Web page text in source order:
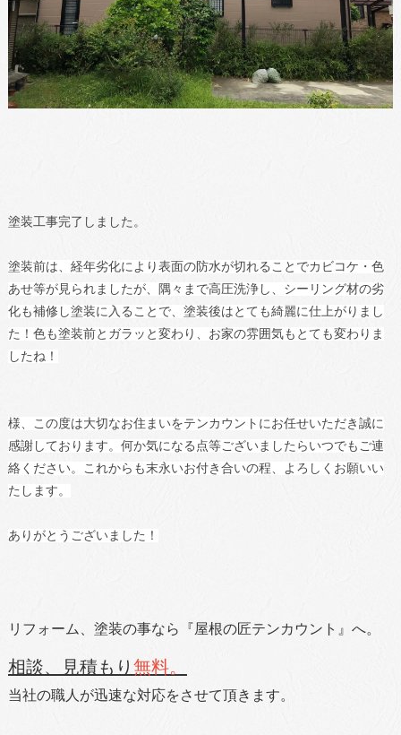
塗装工事完了しました。
塗装前は、経年劣化により表面の防水が切れることでカビコケ・色
あせ等が見られましたが、隅々まで高圧洗浄し、シーリング材の劣
化も補修し塗装に入ることで、塗装後はとても綺麗に仕上がりまし
た！色も塗装前とガラッと変わり、お家の雰囲気もとても変わりま
したね！
様、この度は大切なお住まいをテンカウントにお任せいただき誠に
感謝しております。何か気になる点等ございましたらいつでもご連
絡ください。これからも末永いお付き合いの程、よろしくお願いい
たします。
ありがとうございました！
リフォーム、塗装の事なら『屋根の匠テンカウント』へ。
相談、見積もり 無料。
当社の職人が迅速な対応をさせて頂きます。